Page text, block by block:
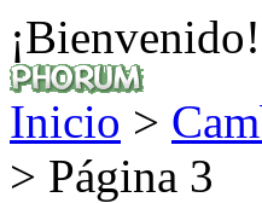
¡Bienvenido!
Inicio >
> Página 3